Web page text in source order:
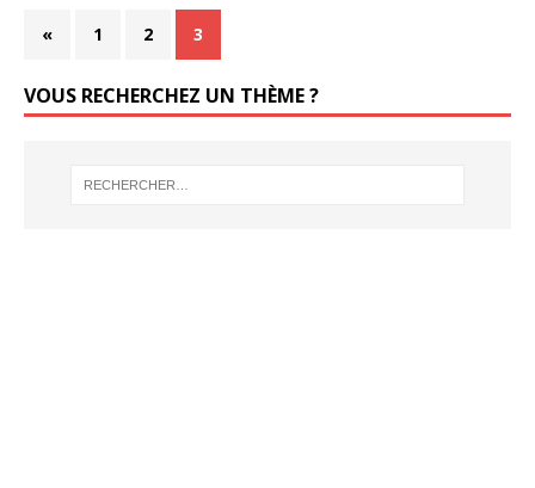
« 1 2 3
VOUS RECHERCHEZ UN THÈME ?